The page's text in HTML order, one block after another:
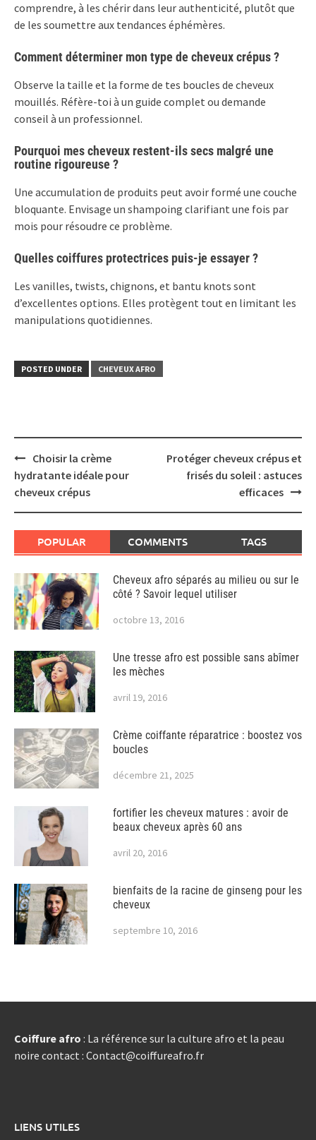
comprendre, à les chérir dans leur authenticité, plutôt que
de les soumettre aux tendances éphémères.
Comment déterminer mon type de cheveux crépus ?
Observe la taille et la forme de tes boucles de cheveux
mouillés. Réfère-toi à un guide complet ou demande
conseil à un professionnel.
Pourquoi mes cheveux restent-ils secs malgré une
routine rigoureuse ?
Une accumulation de produits peut avoir formé une couche
bloquante. Envisage un shampoing clarifiant une fois par
mois pour résoudre ce problème.
Quelles coiffures protectrices puis-je essayer ?
Les vanilles, twists, chignons, et bantu knots sont
d’excellentes options. Elles protègent tout en limitant les
manipulations quotidiennes.
POSTED UNDER CHEVEUX AFRO
Post
navigation
Choisir la crème
hydratante idéale pour
cheveux crépus
Protéger cheveux crépus et
frisés du soleil : astuces
efficaces
POPULAR COMMENTS TAGS
Cheveux afro séparés au milieu ou sur le
côté ? Savoir lequel utiliser
octobre 13, 2016
Une tresse afro est possible sans abîmer
les mèches
avril 19, 2016
Crème coiffante réparatrice : boostez vos
boucles
décembre 21, 2025
fortifier les cheveux matures : avoir de
beaux cheveux après 60 ans
avril 20, 2016
bienfaits de la racine de ginseng pour les
cheveux
septembre 10, 2016
Coiffure afro : La référence sur la culture afro et la peau
noire contact : Contact@coiffureafro.fr
LIENS UTILES